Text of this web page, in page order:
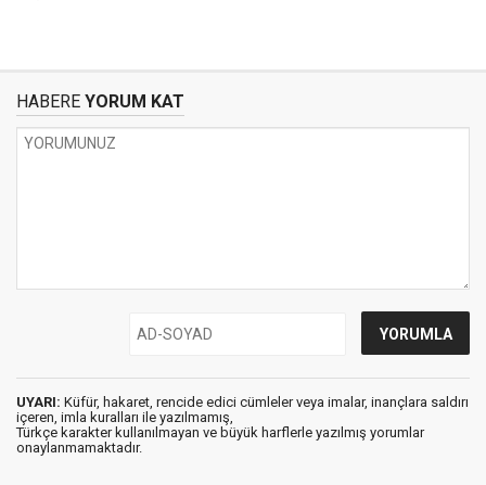
HABERE YORUM KAT
UYARI: Küfür, hakaret, rencide edici cümleler veya imalar, inançlara saldırı
içeren, imla kuralları ile yazılmamış,
Türkçe karakter kullanılmayan ve büyük harflerle yazılmış yorumlar
onaylanmamaktadır.